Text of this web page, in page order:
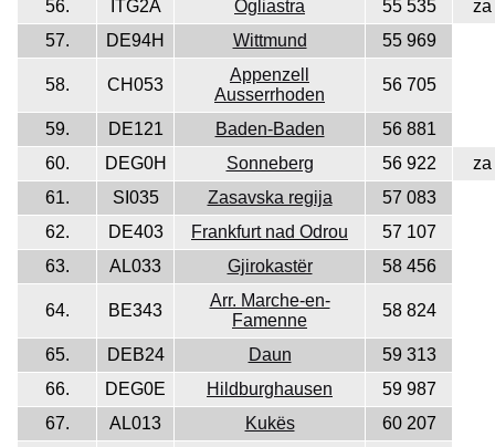
56.
ITG2A Ogliastra 55 535
za
57.
DE94H Wittmund 55 969
58. CH053
Appenzell
Ausserrhoden
56 705
59. DE121 Baden-Baden
56 881
60.
DEG0H Sonneberg 56 922
za
61.
SI035 Zasavska regija
57 083
62.
DE403 Frankfurt nad Odrou
57 107
63.
AL033 Gjirokastër 58 456
64. BE343
Arr. Marche-en-
Famenne
58 824
65. DEB24 Daun
59 313
66.
DEG0E Hildburghausen
59 987
67.
AL013 Kukës
60 207